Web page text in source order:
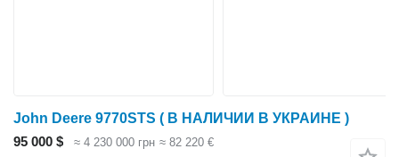
John Deere 9770STS ( В НАЛИЧИИ В УКРАИНЕ )
95 000 $
≈ 4 230 000 грн ≈ 82 220 €